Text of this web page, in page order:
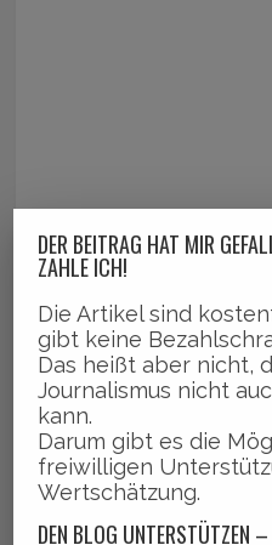
DER BEITRAG HAT MIR
ZAHLE ICH!
Die Artikel sind
gibt keine
Das heißt aber nicht,
Journalismus nicht
kann.
Darum gibt es die
freiwilligen
Wertschätzung.
DEN BLOG UNTERSTÜTZEN